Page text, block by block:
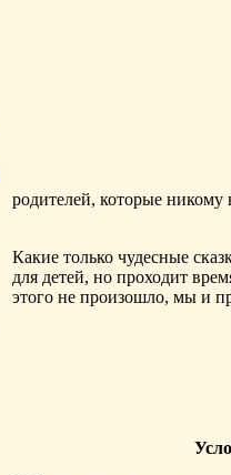
родителей, которые
Какие только чудесные
для детей, но проходит
этого не произошло, мы и